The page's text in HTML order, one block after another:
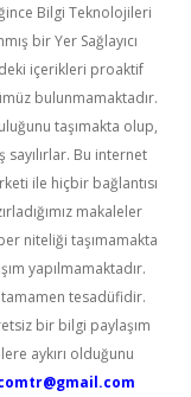
Bilgi Teknolojileri
bir Yer Sağlayıcı
içerikleri proaktif
bulunmamaktadır.
taşımakta olup,
Bu internet
ile hiçbir bağlantısı
makaleler
niteliği taşımamakta
yapılmamaktadır.
tesadüfidir.
bir bilgi paylaşım
aykırı olduğunu